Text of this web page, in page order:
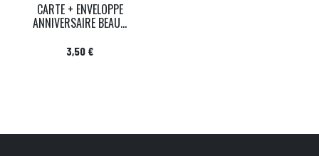
CARTE + ENVELOPPE
ANNIVERSAIRE BEAU...
Prix
3,50 €